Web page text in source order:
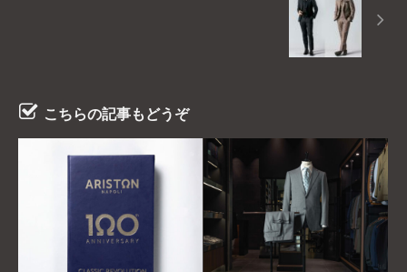
こちらの記事もどうぞ